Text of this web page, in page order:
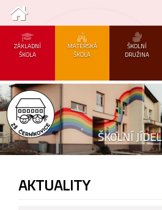
ZÁKLADNÍ
ŠKOLA
MATEŘSKÁ
ŠKOLA
ŠKOLNÍ
DRUŽINA
ŠKOLNÍ
AKTUALITY